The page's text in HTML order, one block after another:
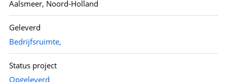
Aalsmeer, Noord-Holland
Geleverd
Bedrijfsruimte,
Status project
Opgeleverd